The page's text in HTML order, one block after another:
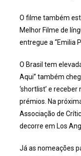
O filme também
Melhor Filme de
entregue a “Emilia
O Brasil tem
Aqui” também
‘shortlist’ e
prémios. Na
Associação de
decorre em Los
Já as nomeações